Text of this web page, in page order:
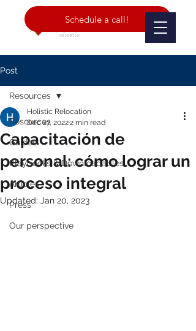
Schedule a call!
Post
Resources
Guides
Playbooks & Downloadables
Articles
Press
Our perspective
Resources
Capacitación de
personal: cómo lograr un
proceso integral
Holistic Relocation
Dec 27, 20222 min read
Updated: Jan 20, 2023